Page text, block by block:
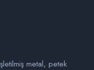
metal, petek